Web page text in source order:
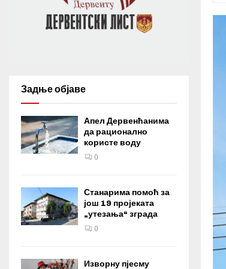
Задње објаве
Апел Дервенћанима
да рационално
користе воду
0
Станарима помоћ за
још 19 пројеката
„утезања“ зграда
0
Изворну пјесму